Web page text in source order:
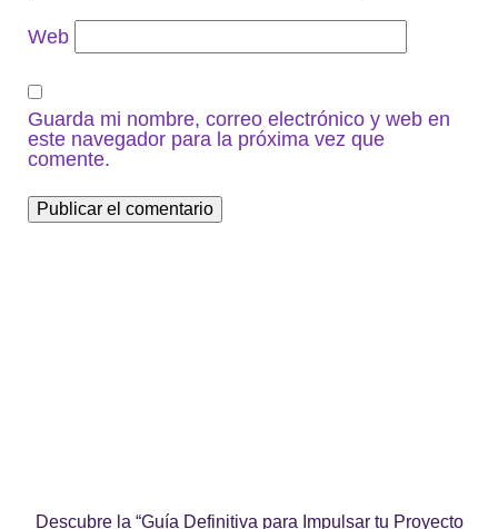
Web
Guarda mi nombre, correo electrónico y web en
este navegador para la próxima vez que
comente.
Descubre la “Guía Definitiva para Impulsar tu Proyecto